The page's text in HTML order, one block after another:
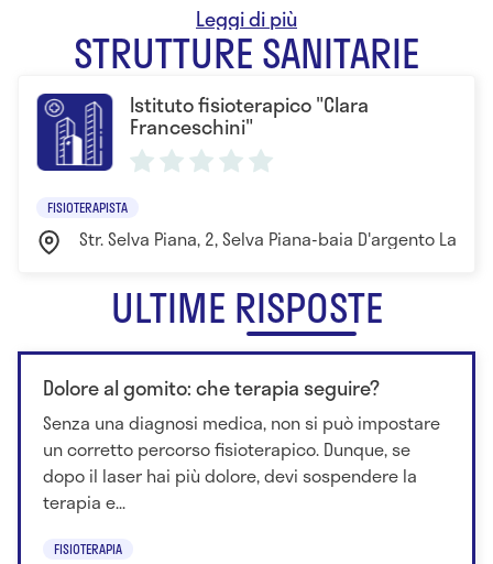
professionali: Corso di perfezionamento
universitario In Facilitazione neurocinetiche
progressive elaborazione del concetto Kabat.
Idrochinesiterapia. Terapia manuale Bienfait.
STRUTTURE SANITARIE
Istituto fisioterapico "Clara
Franceschini"
FISIOTERAPISTA
Str. Selva Piana, 2, Selva Piana-baia D'argento Latina
ULTIME RISPOSTE
Dolore al gomito: che terapia seguire?
Senza una diagnosi medica, non si può impostare
un corretto percorso fisioterapico. Dunque, se
dopo il laser hai più dolore, devi sospendere la
terapia e...
FISIOTERAPIA